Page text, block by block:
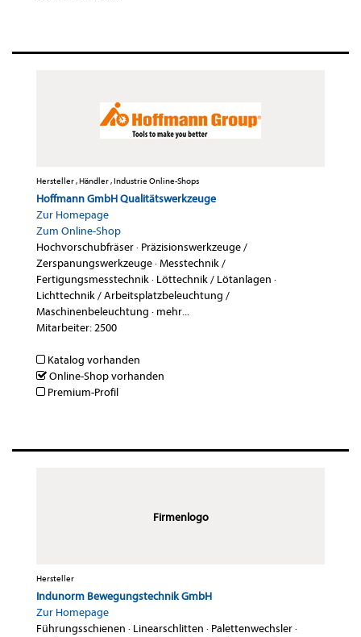
Hersteller , Händler , Industrie Online-Shops
Hoffmann GmbH Qualitätswerkzeuge
Zur Homepage
Zum Online-Shop
Hochvorschubfräser· Präzisionswerkzeuge /
Zerspanungswerkzeuge·Messtechnik /
Fertigungsmesstechnik· Löttechnik / Lötanlagen ·
Lichttechnik / Arbeitsplatzbeleuchtung /
Maschinenbeleuchtung · mehr...
Mitarbeiter: 2500
Katalog vorhanden
Online-Shop vorhanden
Premium-Profil
Firmenlogo
Hersteller
Indunorm Bewegungstechnik GmbH
Zur Homepage
Führungsschienen · Linearschlitten · Palettenwechsler·